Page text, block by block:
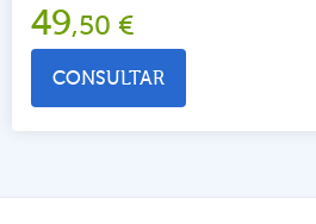
49,50 €
CONSULTAR